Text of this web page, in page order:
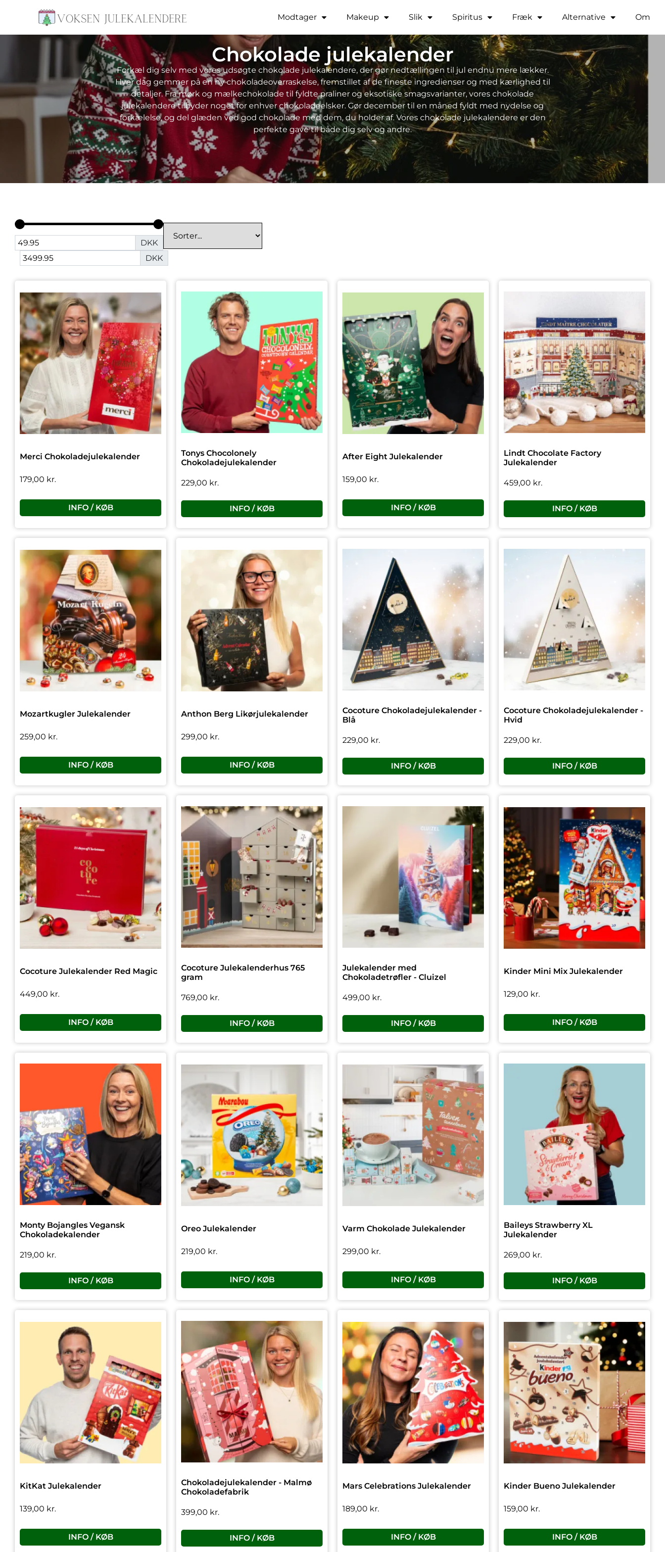
Modtager Makeup Slik Spiritus Fræk Alternative Om
Chokolade julekalender
Forkæl dig selv med vores udsøgte chokolade julekalendere, der gør nedtællingen til jul endnu mere lækker.
Hver dag gemmer på en ny chokoladeoverraskelse, fremstillet af de fineste ingredienser og med kærlighed til
detaljer. Fra mørk og mælkechokolade til fyldte praliner og eksotiske smagsvarianter, vores chokolade
julekalendere tilbyder noget for enhver chokoladeelsker. Gør december til en måned fyldt med nydelse og
forkælelse, og del glæden ved god chokolade med dem, du holder af. Vores chokolade julekalendere er den
perfekte gave til både dig selv og andre.
DKK
DKK
Merci Chokoladejulekalender
179,00 kr.
INFO / KØB
Tonys Chocolonely
Chokoladejulekalender
229,00 kr.
INFO / KØB
After Eight Julekalender
159,00 kr.
INFO / KØB
Lindt Chocolate Factory
Julekalender
459,00 kr.
INFO / KØB
Mozartkugler Julekalender
259,00 kr.
INFO / KØB
Anthon Berg Likørjulekalender
299,00 kr.
INFO / KØB
Cocoture Chokoladejulekalender -
Blå
229,00 kr.
INFO / KØB
Cocoture Chokoladejulekalender -
Hvid
229,00 kr.
INFO / KØB
Cocoture Julekalender Red Magic
449,00 kr.
INFO / KØB
Cocoture Julekalenderhus 765
gram
769,00 kr.
INFO / KØB
Julekalender med
Chokoladetrøfler - Cluizel
499,00 kr.
INFO / KØB
Kinder Mini Mix Julekalender
129,00 kr.
INFO / KØB
Monty Bojangles Vegansk
Chokoladekalender
219,00 kr.
INFO / KØB
Oreo Julekalender
219,00 kr.
INFO / KØB
Varm Chokolade Julekalender
299,00 kr.
INFO / KØB
Baileys Strawberry XL
Julekalender
269,00 kr.
INFO / KØB
KitKat Julekalender
139,00 kr.
INFO / KØB
Chokoladejulekalender - Malmø
Chokoladefabrik
399,00 kr.
INFO / KØB
Mars Celebrations Julekalender
189,00 kr.
INFO / KØB
Kinder Bueno Julekalender
159,00 kr.
INFO / KØB